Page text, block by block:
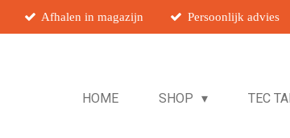
Afhalen in magazijn Persoonlijk advies
HOME SHOP TEC